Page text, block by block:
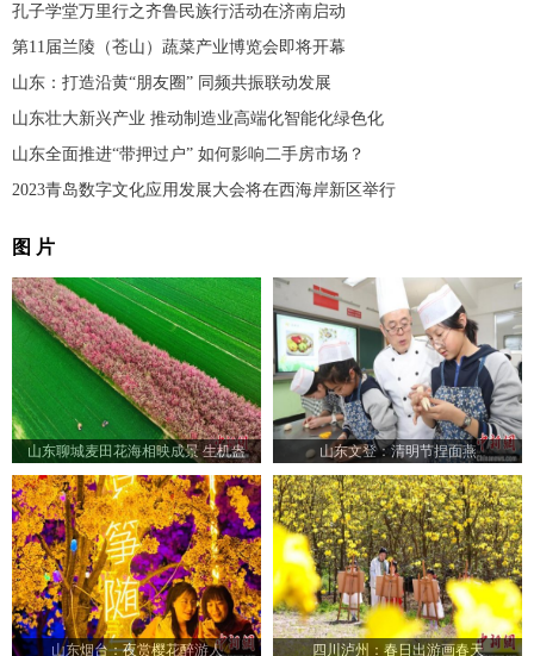
孔子学堂万里行之齐鲁民族行活动在济南启动
第11届兰陵（苍山）蔬菜产业博览会即将开幕
山东：打造沿黄“朋友圈” 同频共振联动发展
山东壮大新兴产业 推动制造业高端化智能化绿色化
山东全面推进“带押过户” 如何影响二手房市场？
2023青岛数字文化应用发展大会将在西海岸新区举行
图 片
山东聊城麦田花海相映成景 生机盎
然“颜值”出圈
山东文登：清明节捏面燕
山东烟台：夜赏樱花醉游人 四川泸州：春日出游画春天